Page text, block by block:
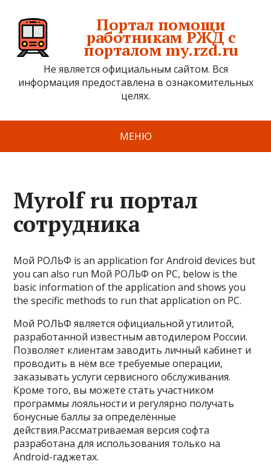
Портал помощи
работникам РЖД с
порталом my.rzd.ru
Не является официальным сайтом. Вся
информация предоставлена в ознакомительных
целях.
МЕНЮ
Myrolf ru портал
сотрудника
Мой РОЛЬФ is an application for Android devices but
you can also run Мой РОЛЬФ on PC, below is the
basic information of the application and shows you
the specific methods to run that application on PC.
Мой РОЛЬФ является официальной утилитой,
разработанной известным автодилером России.
Позволяет клиентам заводить личный кабинет и
проводить в нём все требуемые операции,
заказывать услуги сервисного обслуживания.
Кроме того, вы можете стать участником
программы лояльности и регулярно получать
бонусные баллы за определённые
действия.Рассматриваемая версия софта
разработана для использования только на
Android-гаджетах.